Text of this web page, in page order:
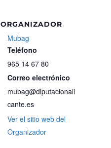
ORGANIZADOR
Mubag
Teléfono
965 14 67 80
Correo electrónico
mubag@diputacionali
cante.es
Ver el sitio web del
Organizador